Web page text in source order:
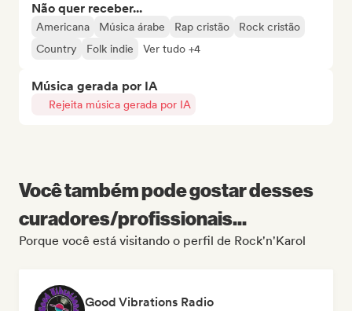
Não quer receber...
Americana Música árabe Rap cristão
Rock cristão
Country
Folk indie Ver tudo +4
Música gerada por IA
Rejeita música gerada por IA
Você também pode gostar desses
curadores/profissionais...
Porque você está visitando o perfil de Rock'n'Karol
Good Vibrations Radio